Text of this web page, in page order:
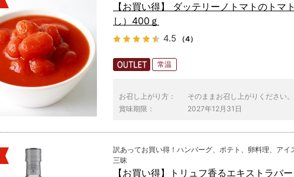
【お買い得】 ダッテリーノトマトのトマ
し）400ｇ
4.5 （4）
常温
お召し上がり方：
そのままお召し上がりください。
賞味期限：
2027年12月31日
訳あってお買い得！ハンバーグ、ポテト、卵料理、アイ
三昧
【お買い得】トリュフ香るエキストラバ